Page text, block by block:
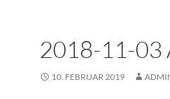
2018-11-03
10. FEBRUAR 2019